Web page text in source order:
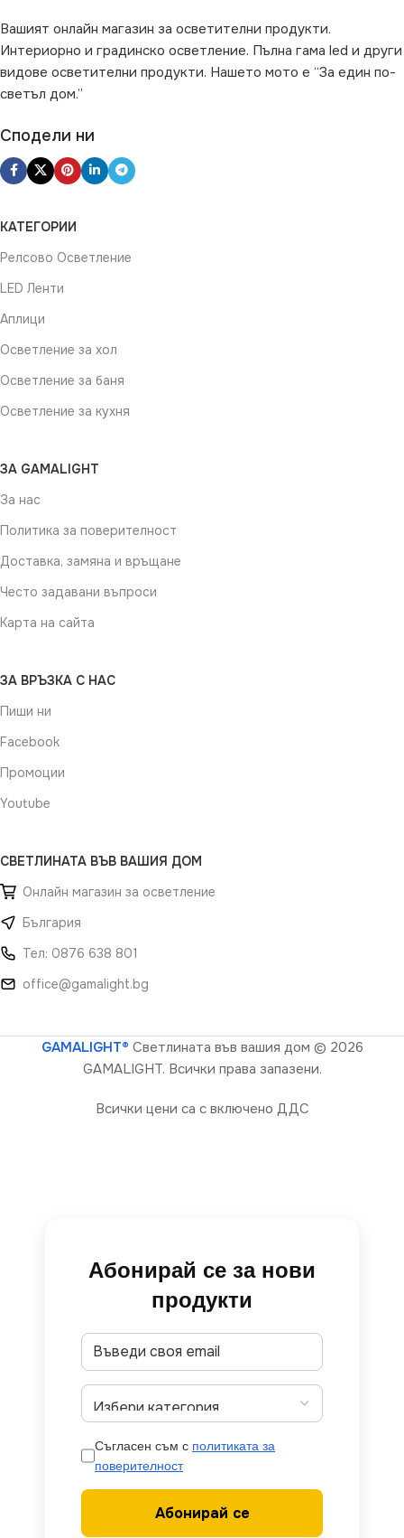
Вашият онлайн магазин за осветителни продукти.
Интериорно и градинско осветление. Пълна гама led и други
видове осветителни продукти. Нашето мото е “За един по-
светъл дом.”
Сподели ни
КАТЕГОРИИ
Релсово Осветление
LED Ленти
Аплици
Осветление за хол
Осветление за баня
Осветление за кухня
ЗА GAMALIGHT
За нас
Политика за поверителност
Доставка, замяна и връщане
Често задавани въпроси
Карта на сайта
ЗА ВРЪЗКА С НАС
Пиши ни
Facebook
Промоции
Youtube
СВЕТЛИНАТА ВЪВ ВАШИЯ ДОМ
Онлайн магазин за осветление
България
Тел: 0876 638 801
office@gamalight.bg
GAMALIGHT® Светлината във вашия дом © 2026
GAMALIGHT. Всички права запазени.
Всички цени са с включено ДДС
Абонирай се за нови
продукти
Съгласен съм с политиката за
поверителност
Абонирай се